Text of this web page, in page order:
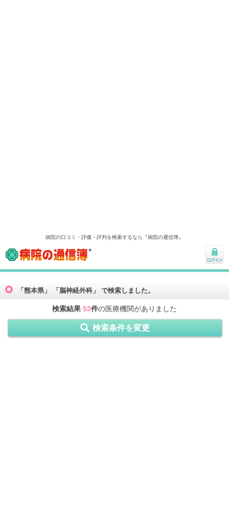
病院の口コミ・評価・評判を検索するなら『病院の通信簿』
病院の通信簿
ログ
「熊本県」 「脳神経外科」 で検索しました。
検索結果 53件の医療機関がありました
検索条件を変更